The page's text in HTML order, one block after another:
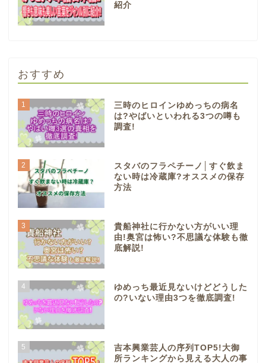
紹介
おすすめ
1
三時のヒロインゆめっちの病名
は?やばいといわれる3つの噂も
調査!
2
スタバのフラペチーノ│すぐ飲ま
ない時は冷蔵庫?オススメの保存
方法
3
貴船神社に行かない方がいい理
由!奥宮は怖い?不思議な体験も徹
底解説!
4
ゆめっち最近見ないけどどうした
の?いない理由3つを徹底調査!
5
吉本興業芸人の序列TOP5!大御
所ランキングから見える大人の事